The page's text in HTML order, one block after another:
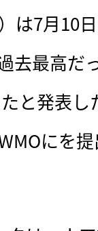
は7月10
去最高だ
と発表し
にを